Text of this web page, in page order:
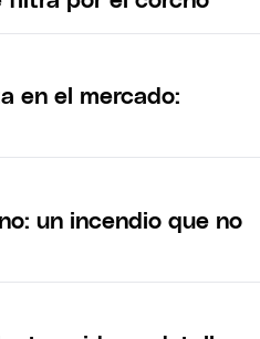
en el mercado:
un incendio que no